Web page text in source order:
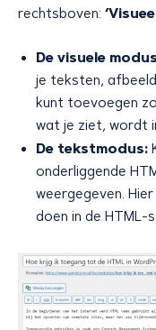
rechtsboven:
De visuele
je teksten,
kunt toevoegen
wat je ziet, wordt
De tekstmodus:
onderliggende
weergegeven.
doen in de HTML-